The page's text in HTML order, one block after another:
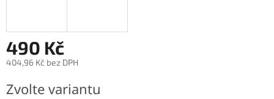
490 Kč
404,96 Kč bez DPH
cena:
Zvolte variantu